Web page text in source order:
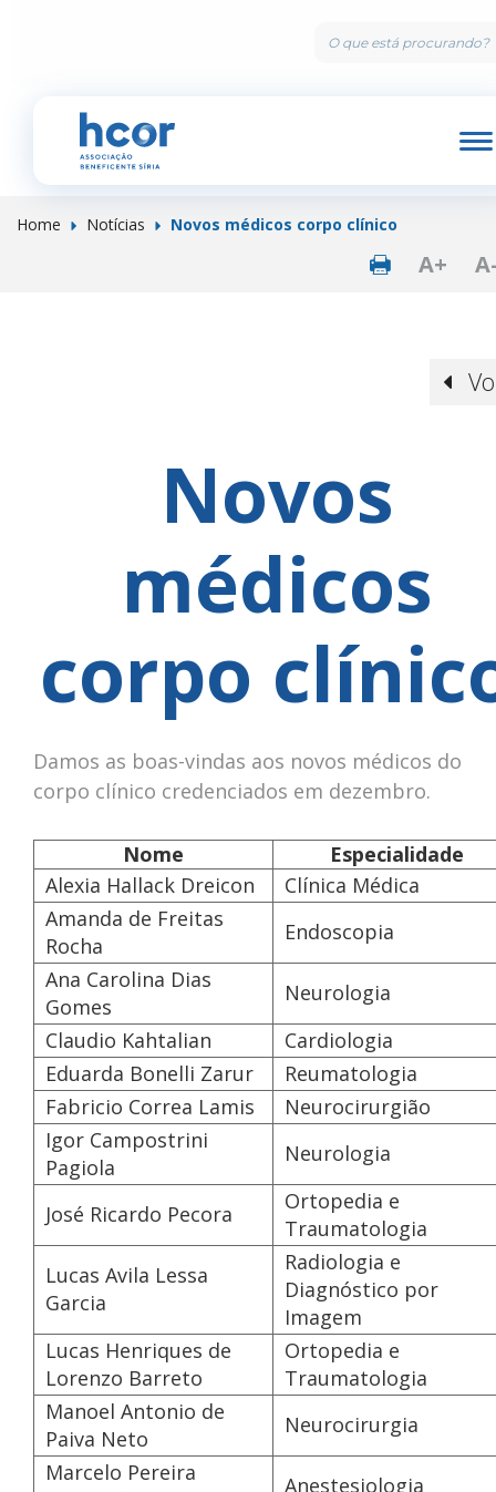
Home Notícias Novos médicos corpo clínico
Botão de
A+
Novos
médicos
corpo
Damos as boas-vindas aos novos médicos do
corpo clínico credenciados em dezembro.
Nome
Especialidade
Alexia Hallack Dreicon
Clínica Médica
Amanda de Freitas
Rocha
Endoscopia
Ana Carolina Dias
Gomes
Neurologia
Claudio Kahtalian
Cardiologia
Eduarda Bonelli Zarur
Reumatologia
Fabricio Correa Lamis
Neurocirurgião
Igor Campostrini
Pagiola
Neurologia
José Ricardo Pecora
Ortopedia e
Traumatologia
Lucas Avila Lessa
Garcia
Radiologia e
Diagnóstico por
Imagem
Lucas Henriques de
Lorenzo Barreto
Ortopedia e
Traumatologia
Manoel Antonio de
Paiva Neto
Neurocirurgia
Marcelo Pereira
Anestesiologia